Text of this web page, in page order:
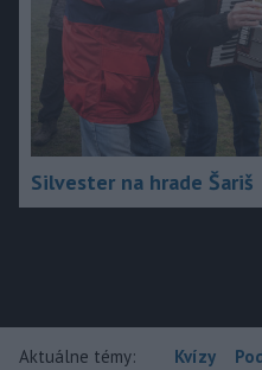
Silvester na hrade Šariš
Aktuálne témy: Kvízy